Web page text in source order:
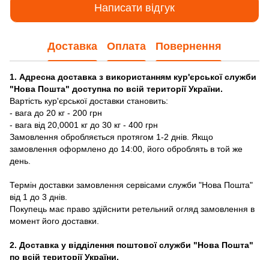
Написати відгук
Доставка Оплата Повернення
1. Адресна доставка з використанням кур'єрської служби
"Нова Пошта" доступна по всій території України.
Вартість кур'єрської доставки становить:
- вага до 20 кг - 200 грн
- вага від 20,0001 кг до 30 кг - 400 грн
Замовлення обробляється протягом 1-2 днів. Якщо
замовлення оформлено до 14:00, його оброблять в той же
день.
Термін доставки замовлення сервісами служби "Нова Пошта"
від 1 до 3 днів.
Покупець має право здійснити ретельний огляд замовлення в
момент його доставки.
2. Доставка у відділення поштової служби "Нова Пошта"
по всій території України.